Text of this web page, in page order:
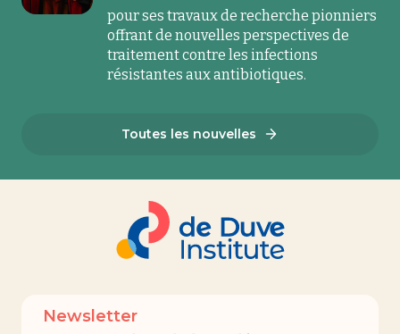
Toutes les nouvelles
pour ses travaux de recherche pionniers
offrant de nouvelles perspectives de
traitement contre les infections
résistantes aux antibiotiques.
Newsletter